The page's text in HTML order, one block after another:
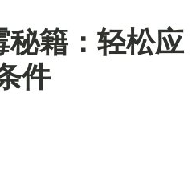
秘籍：轻松应
件